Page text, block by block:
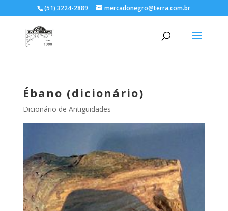
(51) 3224-2889 mercadonegro@terra.com.br
Ébano (dicionário)
Dicionário de Antiguidades